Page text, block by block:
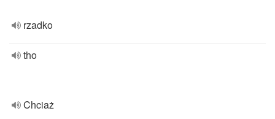
rzadko
tho
Chciaż